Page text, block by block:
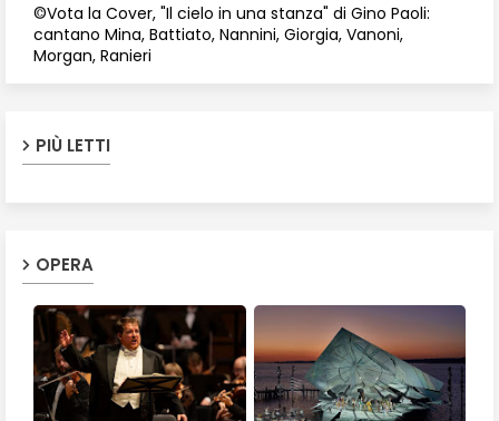
©Vota la Cover, "Il cielo in una stanza" di Gino Paoli:
cantano Mina, Battiato, Nannini, Giorgia, Vanoni,
Morgan, Ranieri
PIÙ LETTI
OPERA